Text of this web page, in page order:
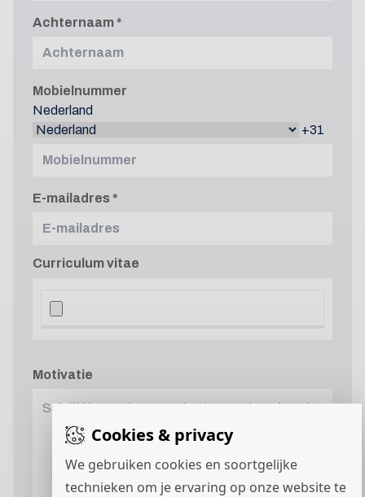
Cookies & privacy
We gebruiken cookies en soortgelijke
technieken om je ervaring op onze website te
Achternaam
Mobielnummer
Nederland
+31
E-mailadres
Curriculum vitae
Motivatie